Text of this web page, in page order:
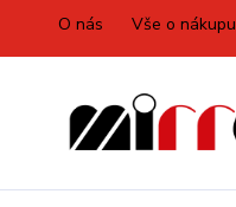
O nás Vše o nákupu